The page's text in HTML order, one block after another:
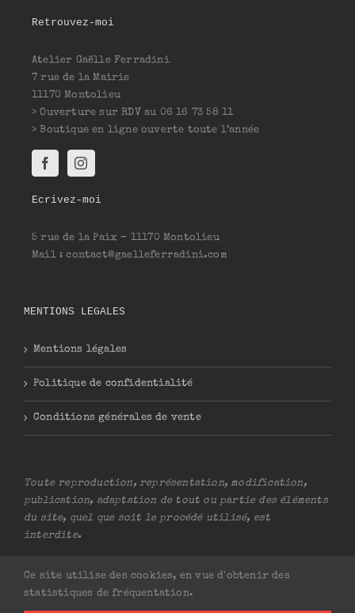
Retrouvez-moi
Atelier Gaëlle Ferradini
7 rue de la Mairie
11170 Montolieu
> Ouverture sur RDV au 06 16 73 58 11
> Boutique en ligne ouverte toute l’année
Ecrivez-moi
5 rue de la Paix – 11170 Montolieu
Mail : contact@gaelleferradini.com
MENTIONS LEGALES
Mentions légales
Politique de confidentialité
Conditions générales de vente
Toute reproduction, représentation, modification,
publication, adaptation de tout ou partie des éléments
du site, quel que soit le procédé utilisé, est
interdite.
Ce site utilise des cookies, en vue d'obtenir des
statistiques de fréquentation.